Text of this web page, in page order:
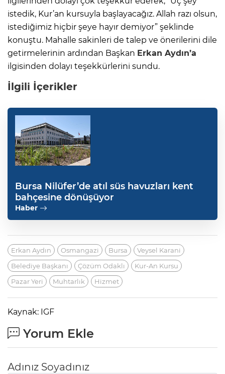
istedik, Kur’an kursuyla başlayacağız. Allah razı olsun,
istediğimiz hiçbir şeye hayır demiyor” şeklinde
konuştu. Mahalle sakinleri de talep ve önerilerini dile
getirmelerinin ardından Başkan Erkan Aydın’a
ilgisinden dolayı teşekkürlerini sundu.
İlgili İçerikler
Bursa Nilüfer’de atıl süs havuzları kent
bahçesine dönüşüyor
Haber
Erkan Aydın Osmangazi Bursa
Veysel Karani
Belediye Başkanı
Çözüm Odaklı
Kur-An Kursu
Pazar Yeri
Muhtarlık Hizmet
Kaynak: IGF
Yorum Ekle
Adınız Soyadınız